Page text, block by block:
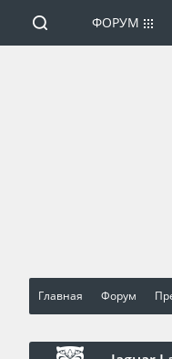
Главная Форум
ФОРУМ